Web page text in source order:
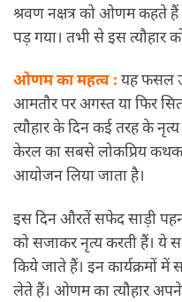
श्रवण नक्षत्र को ओणम कहते
पड़ गया। तभी से इस त्यौहार
ओणम का महत्व : यह फसल
आमतौर पर अगस्त या फिर
त्यौहार के दिन कई तरह के
केरल का सबसे लोकप्रिय
आयोजन लिया जाता है।
इस दिन औरतें सफेद साड़ी
को सजाकर नृत्य करती हैं। ये
किये जाते हैं। इन कार्यक्रमों
लेते हैं। ओणम का त्यौहार अपने